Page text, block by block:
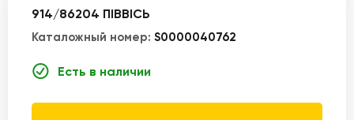
914/86204 ПІВВІСЬ
Каталожный номер: S0000040762
Есть в наличии